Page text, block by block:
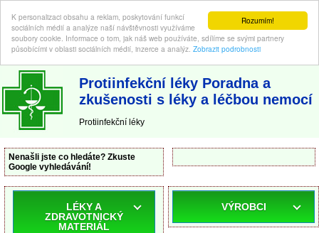
Rozumím!
K personalizaci obsahu a reklam, poskytování funkcí
sociálních médií a analýze naší návštěvnosti využíváme
soubory cookie. Informace o tom, jak náš web používáte, sdílíme se svými partnery
působícími v oblasti sociálních médií, inzerce a analýz. Zobrazit podrobnosti
ABC-LEKARNA.cz | Poradna a zkušenosti s léky a léčbou nemocí
Protiinfekční léky Poradna a
zkušenosti s léky a léčbou nemocí
Protiinfekční léky
Nenašli jste co hledáte? Zkuste
Google vyhledávání!
LÉKY A
ZDRAVOTNICKÝ
MATERIÁL
VÝROBCI